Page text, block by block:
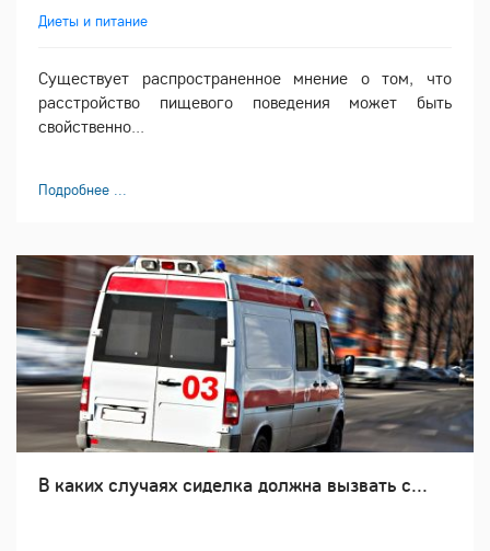
Диеты и питание
Существует распространенное мнение о том, что
расстройство пищевого поведения может быть
свойственно...
Подробнее ...
В каких случаях сиделка должна вызвать с...